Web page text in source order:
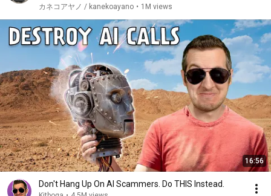
カネコアヤノ / kanekoayano • 1M views
16:56
Don't Hang Up On AI Scammers. Do THIS Instead.